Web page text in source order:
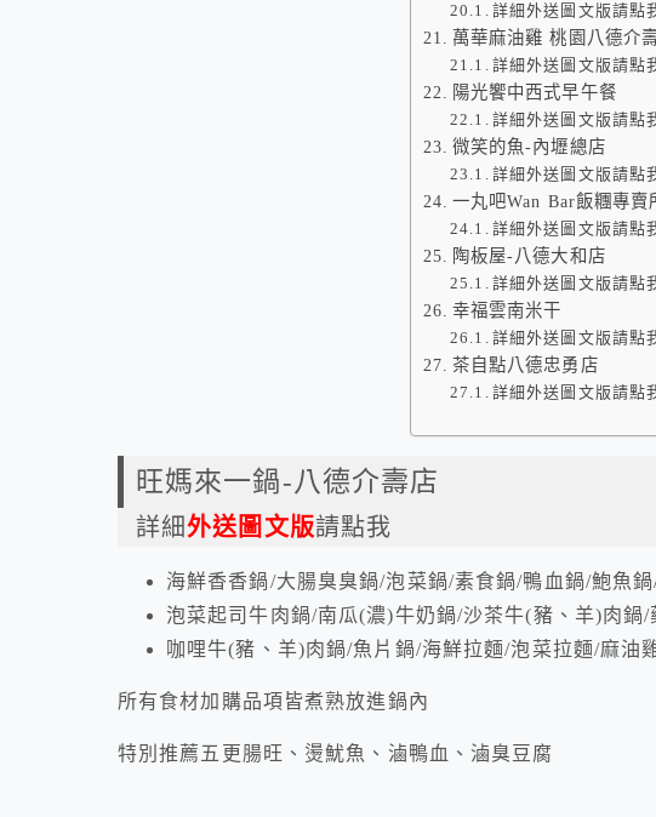
詳細外送圖文版請點
萬華麻油雞 桃園八德介
詳細外送圖文版請點
陽光饗中西式早午餐
詳細外送圖文版請點
微笑的魚-內壢總店
詳細外送圖文版請點
一丸吧Wan Bar飯糰專賣
詳細外送圖文版請點
陶板屋-八德大和店
詳細外送圖文版請點
幸福雲南米干
詳細外送圖文版請點
茶自點八德忠勇店
詳細外送圖文版請點
旺媽來一鍋-八德介壽店
詳細外送圖文版請點我
海鮮香香鍋/大腸臭臭鍋/泡菜鍋/素食鍋/鴨血鍋/鮑魚
泡菜起司牛肉鍋/南瓜(濃)牛奶鍋/沙茶牛(豬、羊)肉鍋/
咖哩牛(豬、羊)肉鍋/魚片鍋/海鮮拉麵/泡菜拉麵/麻油
所有食材加購品項皆煮熟放進鍋內
特別推薦五更腸旺、燙魷魚、滷鴨血、滷臭豆腐